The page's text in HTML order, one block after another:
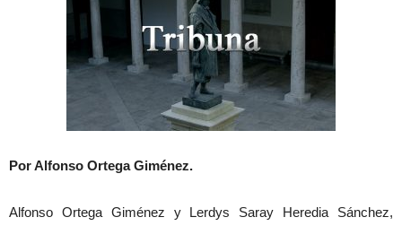
PorAlfonso Ortega Giménez.
Alfonso Ortega Giménez y Lerdys Saray Heredia Sánchez,